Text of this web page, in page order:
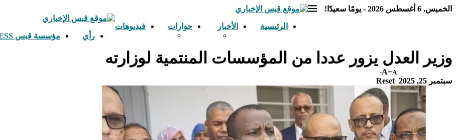
الخميس, 6 أغسطس 2026 - يومًا سعيدًا!
الرئيسية الأخبار حوارات
فيديوهات
رأي
مؤسسة قبس ETS GHABESS
وزير العدل يزور عددا من المؤسسات المنتمية لوزارته
سبتمبر 25, 2025
A+A-
Reset